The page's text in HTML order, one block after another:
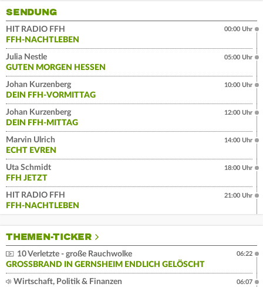
SENDUNG
HIT RADIO FFH
FFH-NACHTLEBEN
00:00 Uhr
Julia Nestle
GUTEN MORGEN HESSEN
05:00 Uhr
Johan Kurzenberg
DEIN FFH-VORMITTAG
10:00 Uhr
Johan Kurzenberg
DEIN FFH-MITTAG
12:00 Uhr
Marvin Ulrich
ECHT EVREN
14:00 Uhr
Uta Schmidt
FFH JETZT
18:00 Uhr
HIT RADIO FFH
FFH-NACHTLEBEN
21:00 Uhr
THEMEN-TICKER
10 Verletzte - große Rauchwolke
GROSSBRAND IN GERNSHEIM ENDLICH GELÖSCHT
06:22
Wirtschaft, Politik & Finanzen
06:07